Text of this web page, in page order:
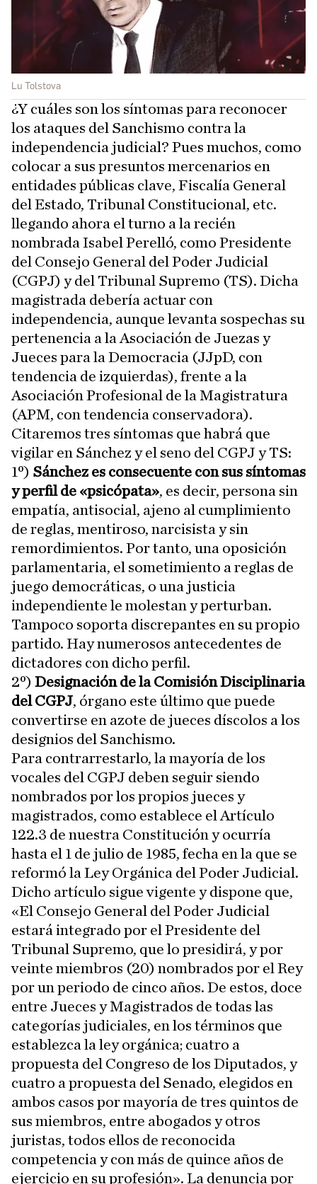
Lu Tolstova
¿Y cuáles son los síntomas para reconocer
los ataques del Sanchismo contra la
independencia judicial? Pues muchos, como
colocar a sus presuntos mercenarios en
entidades públicas clave, Fiscalía General
del Estado, Tribunal Constitucional, etc.
llegando ahora el turno a la recién
nombrada Isabel Perelló, como Presidente
del Consejo General del Poder Judicial
(CGPJ) y del Tribunal Supremo (TS). Dicha
magistrada debería actuar con
independencia, aunque levanta sospechas su
pertenencia a la Asociación de Juezas y
Jueces para la Democracia (JJpD, con
tendencia de izquierdas), frente a la
Asociación Profesional de la Magistratura
(APM, con tendencia conservadora).
Citaremos tres síntomas que habrá que
vigilar en Sánchez y el seno del CGPJ y TS:
1º) Sánchez es consecuente con sus síntomas
y perfil de «psicópata», es decir, persona sin
empatía, antisocial, ajeno al cumplimiento
de reglas, mentiroso, narcisista y sin
remordimientos. Por tanto, una oposición
parlamentaria, el sometimiento a reglas de
juego democráticas, o una justicia
independiente le molestan y perturban.
Tampoco soporta discrepantes en su propio
partido. Hay numerosos antecedentes de
dictadores con dicho perfil.
2º) Designación de la Comisión Disciplinaria
del CGPJ, órgano este último que puede
convertirse en azote de jueces díscolos a los
designios del Sanchismo.
Para contrarrestarlo, la mayoría de los
vocales del CGPJ deben seguir siendo
nombrados por los propios jueces y
magistrados, como establece el Artículo
122.3 de nuestra Constitución y ocurría
hasta el 1 de julio de 1985, fecha en la que se
reformó la Ley Orgánica del Poder Judicial.
Dicho artículo sigue vigente y dispone que,
«El Consejo General del Poder Judicial
estará integrado por el Presidente del
Tribunal Supremo, que lo presidirá, y por
veinte miembros (20) nombrados por el Rey
por un periodo de cinco años. De estos, doce
entre Jueces y Magistrados de todas las
categorías judiciales, en los términos que
establezca la ley orgánica; cuatro a
propuesta del Congreso de los Diputados, y
cuatro a propuesta del Senado, elegidos en
ambos casos por mayoría de tres quintos de
sus miembros, entre abogados y otros
juristas, todos ellos de reconocida
competencia y con más de quince años de
ejercicio en su profesión». La denuncia por